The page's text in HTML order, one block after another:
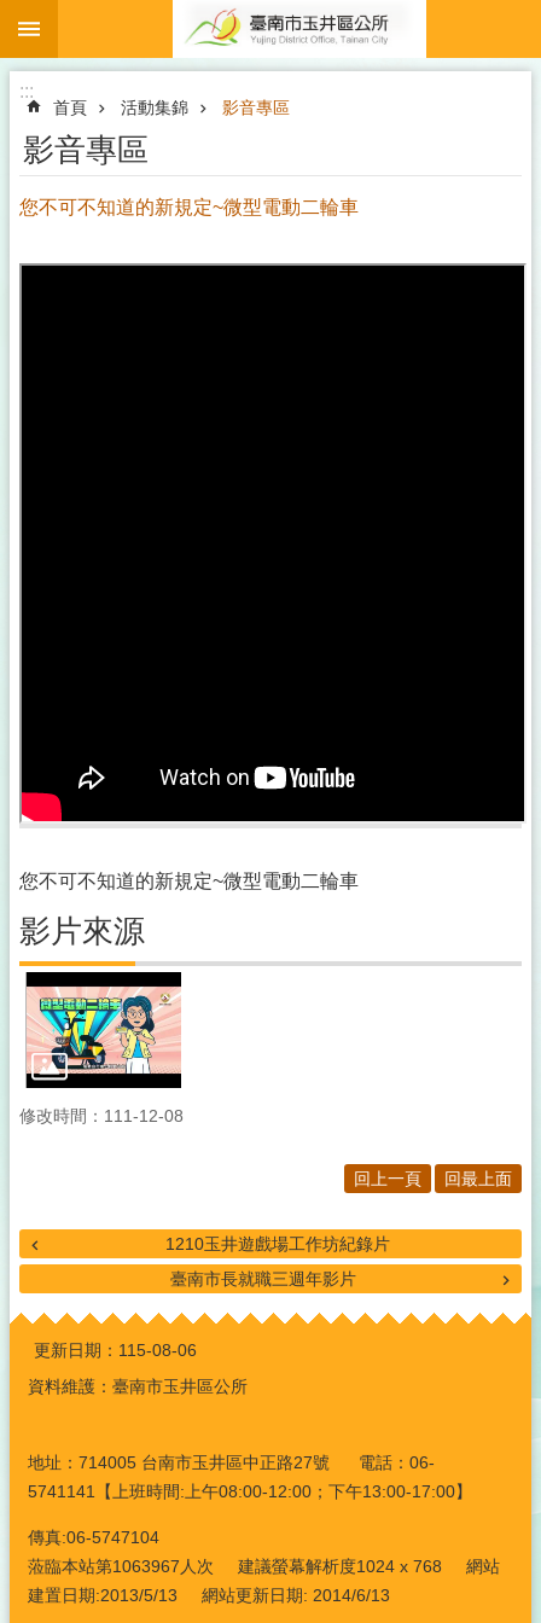
跳到主要內容區塊
:::
首頁 活動集錦 影音專區
影音專區
您不可不知道的新規定~微型電動二輪車
您不可不知道的新規定~微型電動二輪車
影片來源
修改時間：111-12-08
回上一頁 回最上面
1210玉井遊戲場工作坊紀錄片
臺南市長就職三週年影片
:::
更新日期： 115-08-06
資料維護：臺南市玉井區公所
地址：714005 台南市玉井區中正路27號 電話：06-
5741141【上班時間:上午08:00-12:00；下午13:00-17:00】
傳真:06-5747104
蒞臨本站第1063967人次 建議螢幕解析度1024 x 768 網站
建置日期:2013/5/13 網站更新日期: 2014/6/13